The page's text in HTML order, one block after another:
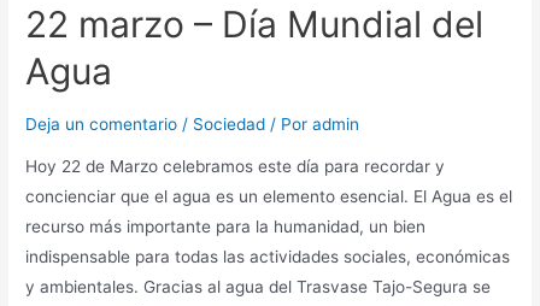
22 marzo – Día Mundial del
Agua
Deja un comentario / Sociedad / Poradmin
Hoy 22 de Marzo celebramos este día para recordar y
concienciar que el agua es un elemento esencial. El Agua es el
recurso más importante para la humanidad, un bien
indispensable para todas las actividades sociales, económicas
y ambientales. Gracias al agua del Trasvase Tajo-Segura se